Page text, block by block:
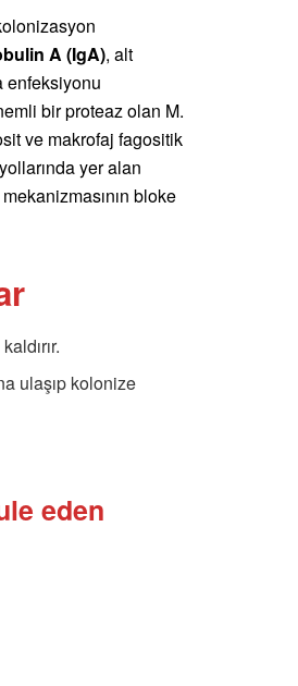
A (IgA), alt
enfeksiyonu
bir proteaz olan M.
ve makrofaj fagositik
yer alan
bloke
ulaşıp kolonize
eden